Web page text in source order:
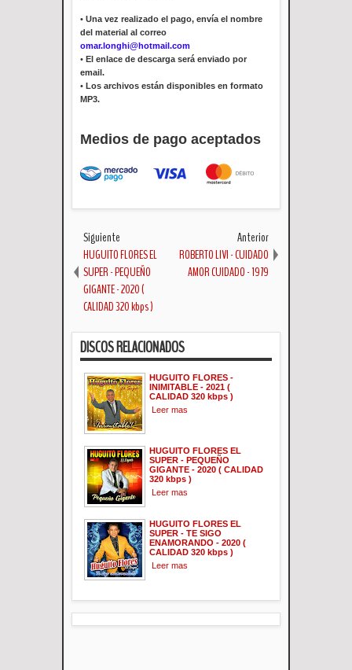
• Una vez realizado el pago, envía el nombre
del material al correo
omar.longhi@hotmail.com
• El enlace de descarga será enviado por
email.
• Los archivos están disponibles en formato
MP3.
Medios de pago aceptados
Siguiente
HUGUITO FLORES EL
SUPER - PEQUEÑO
GIGANTE - 2020 (
CALIDAD 320 kbps )
Anterior
ROBERTO LIVI - CUIDADO
AMOR CUIDADO - 1979
DISCOS RELACIONADOS
HUGUITO FLORES -
INIMITABLE - 2021 (
CALIDAD 320 kbps )
Leer mas
HUGUITO FLORES EL
SUPER - PEQUEÑO
GIGANTE - 2020 ( CALIDAD
320 kbps )
Leer mas
HUGUITO FLORES EL
SUPER - TE SIGO
ENAMORANDO - 2020 (
CALIDAD 320 kbps )
Leer mas